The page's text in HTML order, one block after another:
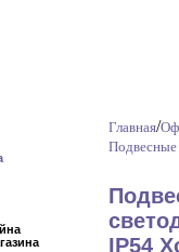
Главная/
IP54